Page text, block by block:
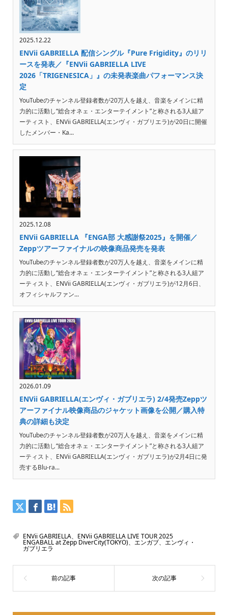
2025.12.22
ENVii GABRIELLA 配信シングル『Pure Frigidity』のリリ
ースを発表／『ENVii GABRIELLA LIVE
2026「TRIGENESICA」』の未発表楽曲パフォーマンス決
定
YouTubeのチャンネル登録者数が20万人を越え、音楽をメインに精
力的に活動し“総合オネェ・エンターテイメント”と称される3人組ア
ーティスト、ENVii GABRIELLA(エンヴィ・ガブリエラ)が20日に開催
したメンバー・Ka...
2025.12.08
ENVii GABRIELLA 『ENGA部 大感謝祭2025』を開催／
Zeppツアーファイナルの映像商品発売を発表
YouTubeのチャンネル登録者数が20万人を越え、音楽をメインに精
力的に活動し“総合オネェ・エンターテイメント”と称される3人組ア
ーティスト、ENVii GABRIELLA(エンヴィ・ガブリエラ)が12月6日、
オフィシャルファン...
2026.01.09
ENVii GABRIELLA(エンヴィ・ガブリエラ) 2/4発売Zeppツ
アーファイナル映像商品のジャケット画像を公開／購入特
典の詳細も決定
YouTubeのチャンネル登録者数が20万人を越え、音楽をメインに精
力的に活動し“総合オネェ・エンターテイメント”と称される3人組ア
ーティスト、ENVii GABRIELLA(エンヴィ・ガブリエラ)が2月4日に発
売するBlu-ra...
ENVii GABRIELLA、ENVii GABRIELLA LIVE TOUR 2025
ENGABALL at Zepp DiverCity(TOKYO)、エンガブ、エンヴィ・
ガブリエラ